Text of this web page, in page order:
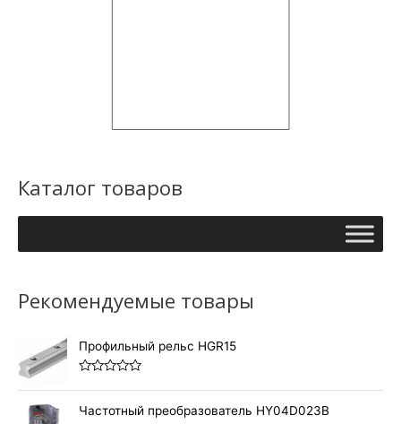
Каталог товаров
Рекомендуемые товары
Профильный рельс HGR15
ц
е
н
Частотный преобразователь HY04D023B